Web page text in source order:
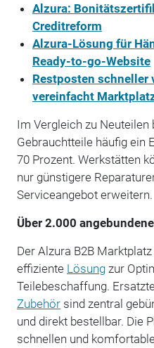
Alzura:
Creditreform
Alzura-Lösung für
Ready-to-go-Website
Restposten schneller
vereinfacht
Im Vergleich zu Neuteilen
Gebrauchtteile häufig ein
70 Prozent. Werkstätten
nur günstigere
Serviceangebot erweitern.
Über 2.000
Der Alzura B2B
effiziente Lösungzur
Teilebeschaffung.
Zubehörsind zentral
und direkt bestellbar. Die
schnellen und